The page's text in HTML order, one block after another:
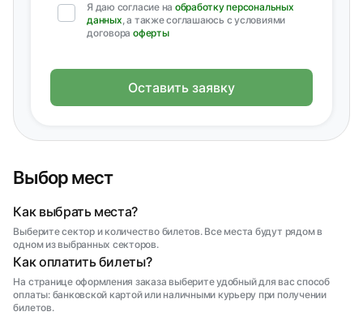
Выбор мест
Как выбрать места?
Выберите сектор и количество билетов. Все места будут рядом в
одном из выбранных секторов.
Как оплатить билеты?
На странице оформления заказа выберите удобный для вас способ
оплаты: банковской картой или наличными курьеру при получении
билетов.
Я даю согласие на обработку персональных
данных, а также соглашаюсь с условиями
договора оферты
Оставить заявку